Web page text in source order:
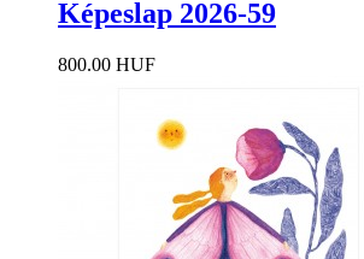
Képeslap 2026-59
800.00 HUF